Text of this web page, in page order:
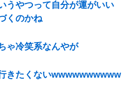
うやつって自分が運がいい
くのかね
ゃ冷笑系なんやが
きたくないwwwwwwwwww